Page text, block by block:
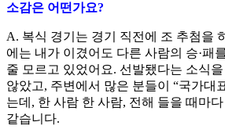
소감은 어떤가요?
A. 복식 경기는 경기 직전에 조 추첨을
에는 내가 이겼어도 다른 사람의 승·패
줄 모르고 있었어요. 선발됐다는 소식
않았고, 주변에서 많은 분들이 “국가대
는데 , 한 사람 한 사람, 전해 들을 때마
같습니다.